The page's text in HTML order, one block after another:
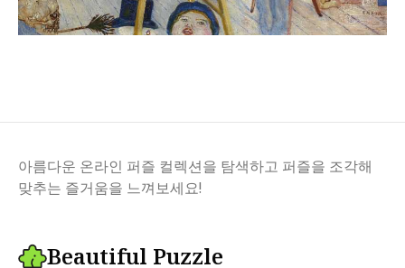
아름다운 온라인 퍼즐 컬렉션을 탐색하고 퍼즐을 조각해
맞추는 즐거움을 느껴보세요!
Beautiful Puzzle